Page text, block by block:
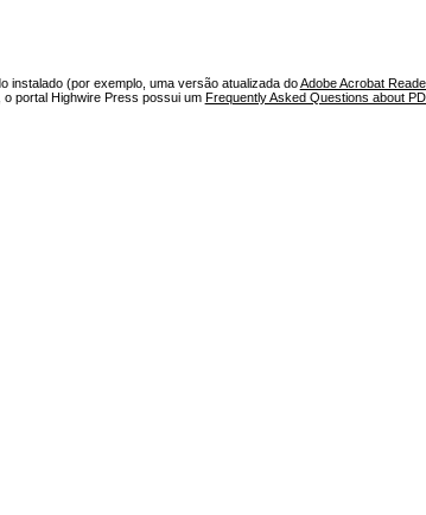
instalado (por exemplo, uma versão atualizada doAdobe Acrobat
portal Highwire Press possui um Frequently Asked Questions about